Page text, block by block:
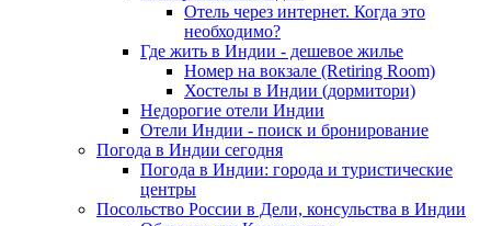
Отель через интернет. Когда это
необходимо?
Где жить в Индии - дешевое жилье
Номер на вокзале (Retiring Room)
Хостелы в Индии (дормитори)
Недорогие отели Индии
Отели Индии - поиск и бронирование
Погода в Индии сегодня
Погода в Индии: города и туристические
центры
Посольство России в Дели, консульства в Индии